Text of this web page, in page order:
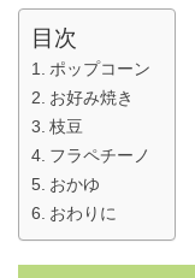
目次
ポップコーン
お好み焼き
枝豆
フラペチーノ
おかゆ
おわりに